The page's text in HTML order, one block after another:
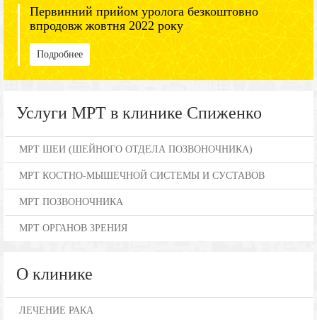
Первинний прийом уролога безкоштовно
впродовж жовтня 2022 року
Подробнее
Услуги МРТ в клинике Спиженко
МРТ ШЕИ (ШЕЙНОГО ОТДЕЛА ПОЗВОНОЧНИКА)
МРТ КОСТНО-МЫШЕЧНОЙ СИСТЕМЫ И СУСТАВОВ
МРТ ПОЗВОНОЧНИКА
МРТ ОРГАНОВ ЗРЕНИЯ
О клинике
ЛЕЧЕНИЕ РАКА